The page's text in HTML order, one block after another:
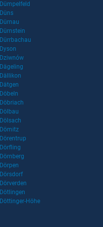
Dümpelfeld
Düns
Dürnau
Dürnstein
Dürrbachau
Dyson
Dziwnów
Dägeling
Dällikon
Dätgen
Döbeln
Döbriach
Dölbau
Dölsach
Dömitz
Dörentrup
Dörfling
Dörnberg
Dörpen
Dörsdorf
Dörverden
Dötlingen
Döttinger-Höhe